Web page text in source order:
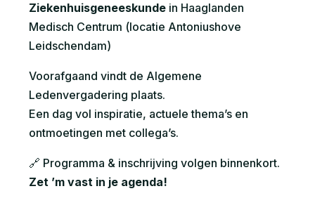
Ziekenhuisgeneeskundein Haaglanden
Medisch Centrum (locatie Antoniushove
Leidschendam)
Voorafgaand vindt de Algemene
Ledenvergadering plaats.
Een dag vol inspiratie, actuele thema’s en
ontmoetingen met collega’s.
🔗 Programma & inschrijving volgen binnenkort.
Zet ’m vast in je agenda!